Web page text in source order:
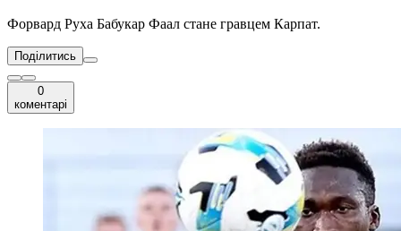
Форвард Руха Бабукар Фаал стане гравцем Карпат.
Поділитись
0
коментарі